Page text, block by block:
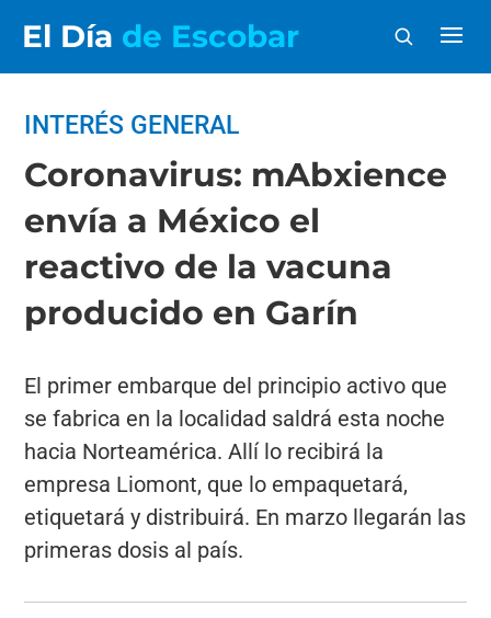
El Día de Escobar
INTERÉS GENERAL
Coronavirus: mAbxience
envía a México el
reactivo de la vacuna
producido en Garín
El primer embarque del principio activo que
se fabrica en la localidad saldrá esta noche
hacia Norteamérica. Allí lo recibirá la
empresa Liomont, que lo empaquetará,
etiquetará y distribuirá. En marzo llegarán las
primeras dosis al país.